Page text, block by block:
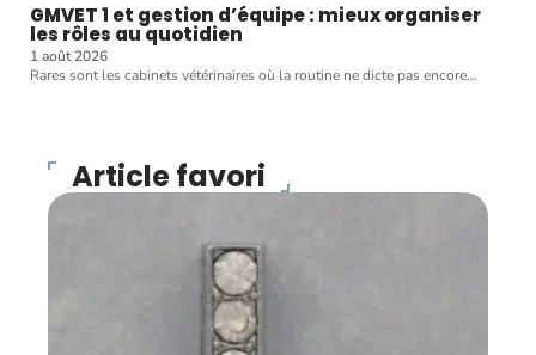
GMVET 1 et gestion d’équipe : mieux organiser
les rôles au quotidien
1 août 2026
Rares sont les cabinets vétérinaires où la routine ne dicte pas encore…
Article favori